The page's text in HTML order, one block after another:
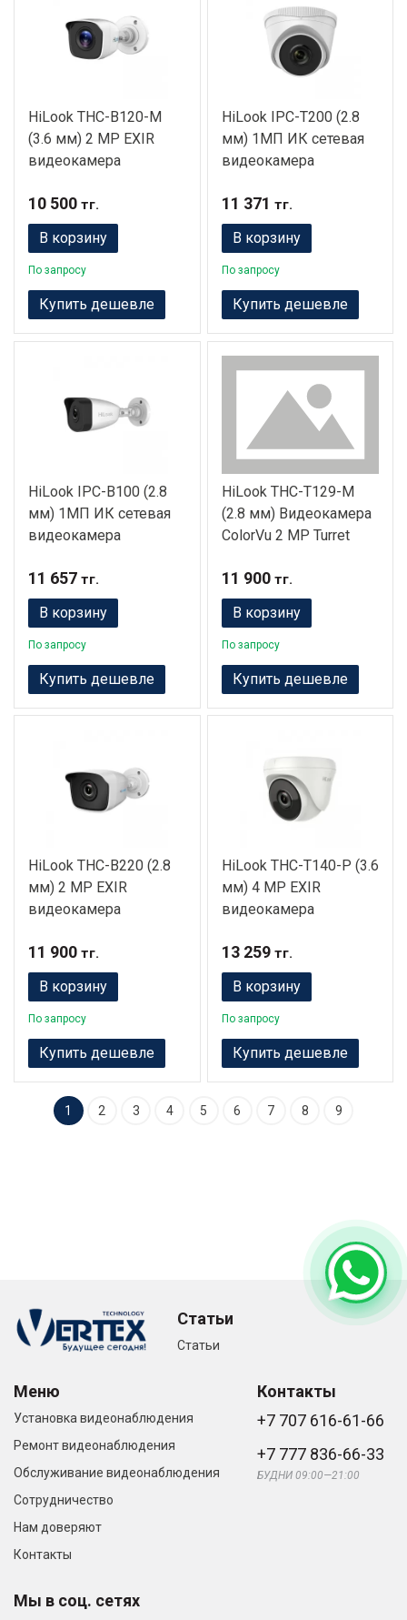
HiLook THC-B120-M
(3.6 мм) 2 MP EXIR
видеокамера
10 500 тг.
В корзину
По запросу
Купить дешевле
HiLook IPC-T200 (2.8
мм) 1МП ИК сетевая
видеокамера
11 371 тг.
В корзину
По запросу
Купить дешевле
HiLook IPC-B100 (2.8
мм) 1МП ИК сетевая
видеокамера
11 657 тг.
В корзину
По запросу
Купить дешевле
HiLook THC-T129-M
(2.8 мм) Видеокамера
ColorVu 2 MP Turret
11 900тг.
В корзину
По запросу
Купить дешевле
HiLook THC-B220 (2.8
мм) 2 MP EXIR
видеокамера
11 900 тг.
В корзину
По запросу
Купить дешевле
HiLook THC-T140-P (3.6
мм) 4 MP EXIR
видеокамера
13 259тг.
В корзину
По запросу
Купить дешевле
1 2 3 4 5 6 7 8 9
Статьи
Статьи
Меню
Установка видеонаблюдения
Ремонт видеонаблюдения
Обслуживание видеонаблюдения
Сотрудничество
Нам доверяют
Контакты
Контакты
+7 707 616-61-66
+7 777 836-66-33
БУДНИ 09:00—21:00
Мы в соц. сетях